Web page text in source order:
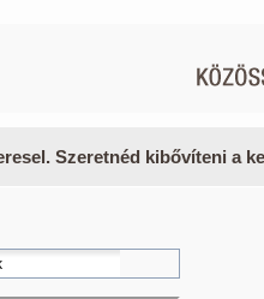
Szeretnéd kibővíteni a